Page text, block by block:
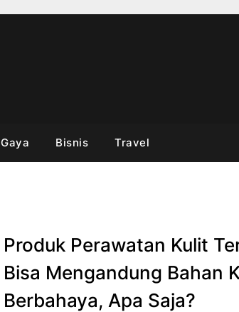
Gaya Bisnis Travel
Produk Perawatan Kulit
Bisa Mengandung Bahan
Berbahaya, Apa Saja?